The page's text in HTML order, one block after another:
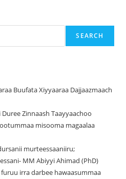
SEARCH
Buufata Xiyyaaraa Dajjaazmaach
Zinnaash Taayyaachoo
misooma magaalaa
murteessaaniiru;
MM Abiyyi Ahimad (PhD)
irra darbee hawaasummaa